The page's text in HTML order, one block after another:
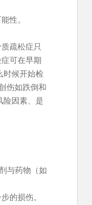
性。
疏松症只
可在早期
时候开始检
伤如跌倒和
险因素、是
与药物（如
的损伤。